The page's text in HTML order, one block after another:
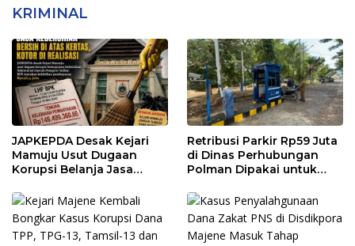
KRIMINAL
JAPKEPDA Desak Kejari
Mamuju Usut Dugaan
Korupsi Belanja Jasa
Sulbar, BPK Temukan
Kelebihan Pembayaran
Rp146,4 Juta
Retribusi Parkir Rp59 Juta
di Dinas Perhubungan
Polman Dipakai untuk